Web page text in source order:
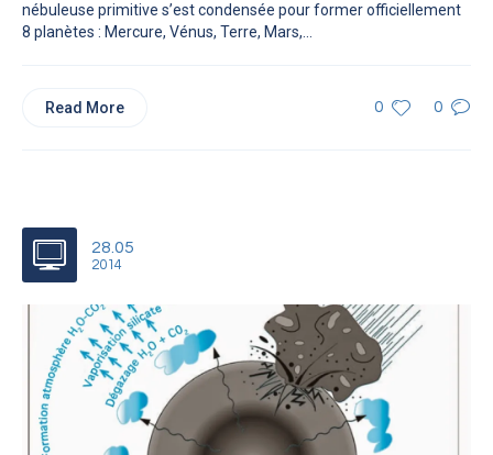
nébuleuse primitive s’est condensée pour former officiellement
8 planètes : Mercure, Vénus, Terre, Mars,...
0 0
Read More
28.05
2014